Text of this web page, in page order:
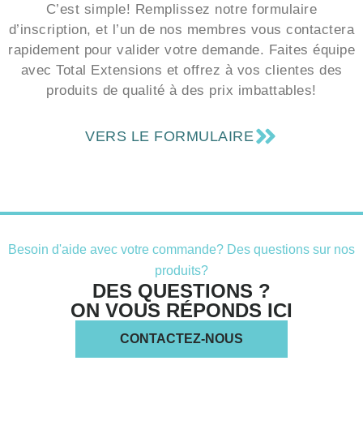
C’est simple! Remplissez notre formulaire
d’inscription, et l’un de nos membres vous contactera
rapidement pour valider votre demande. Faites équipe
avec Total Extensions et offrez à vos clientes des
produits de qualité à des prix imbattables!
VERS LE FORMULAIRE
Besoin d'aide avec votre commande? Des questions sur nos
produits?
DES QUESTIONS ?
ON VOUS RÉPONDS ICI
CONTACTEZ-NOUS